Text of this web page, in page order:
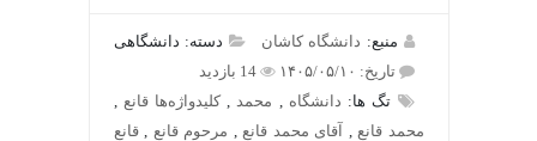
منبع:دانشگاه کاشان
دسته: دانشگاهی
تاریخ: ۱۴۰۵/۰۵/۱۰
14 بازدید
تگ ها:دانشگاه,محمد ,کلیدواژه‌ها قانع,
محمد قانع,آقای محمد قانع,مرحوم قانع,قانع